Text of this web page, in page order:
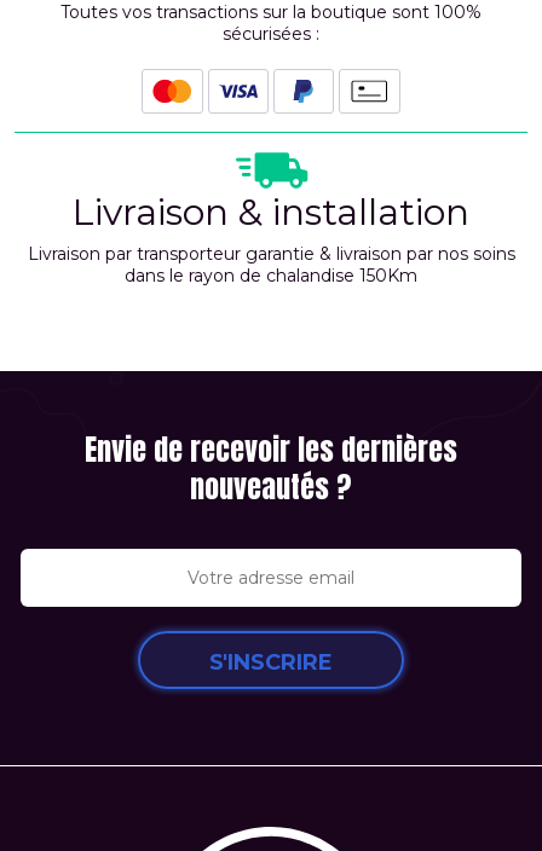
Toutes vos transactions sur la boutique sont 100%
sécurisées :
Livraison & installation
Livraison par transporteur garantie & livraison par nos soins
dans le rayon de chalandise 150Km
Envie de recevoir les dernières
nouveautés ?
S'INSCRIRE